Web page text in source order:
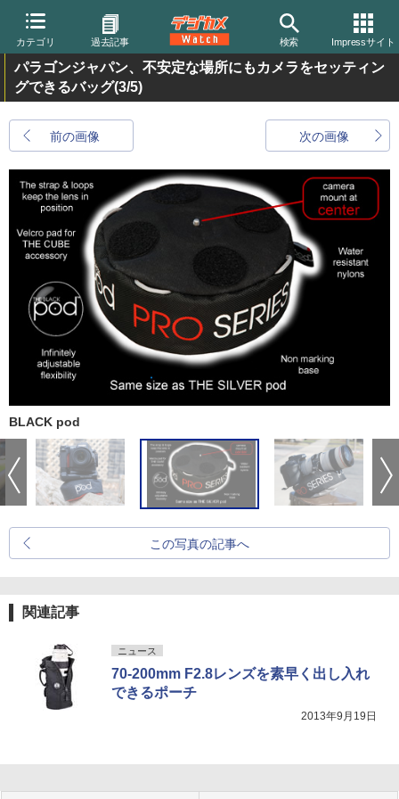
カテゴリ 過去記事 検索 Impressサイト
パラゴンジャパン、不安定な場所にもカメラをセッティン
グできるバッグ(3/5)
前の画像 次の画像
BLACK pod
この写真の記事へ
関連記事
ニュース
70-200mm F2.8レンズを素早く出し入れ
できるポーチ
2013年9月19日